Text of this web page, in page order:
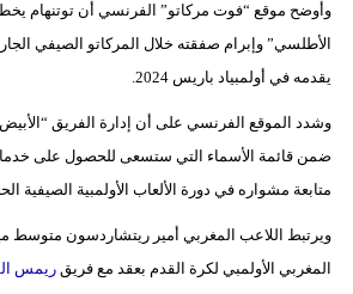
وأوضح موقع “فوت مركاتو” الفرنسي أن توتنهام
الأطلسي” وإبرام صفقته خلال المركاتو الصيفي
يقدمه في أولمبياد باريس 2024.
وشدد الموقع الفرنسي على أن إدارة الفريق
ضمن قائمة الأسماء التي ستسعى للحصول على
متابعة مشواره في دورة الألعاب الأولمبية الصيفية
ويرتبط اللاعب المغربي أمير ريتشاردسون متوسط
المغربي الأولمبي لكرة القدم بعقد مع فريقريمس